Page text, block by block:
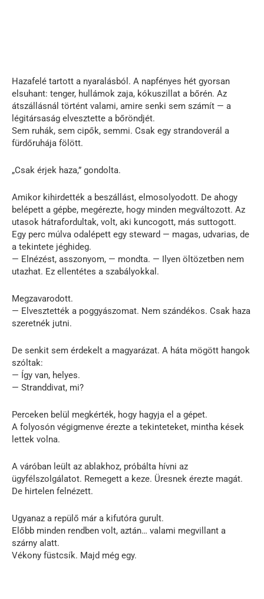
Hazafelé tartott a nyaralásból. A napfényes hét gyorsan
elsuhant: tenger, hullámok zaja, kókuszillat a bőrén. Az
átszállásnál történt valami, amire senki sem számít — a
légitársaság elvesztette a bőröndjét.
Sem ruhák, sem cipők, semmi. Csak egy strandoverál a
fürdőruhája fölött.
„Csak érjek haza,” gondolta.
Amikor kihirdették a beszállást, elmosolyodott. De ahogy
belépett a gépbe, megérezte, hogy minden megváltozott. Az
utasok hátrafordultak, volt, aki kuncogott, más suttogott.
Egy perc múlva odalépett egy steward — magas, udvarias, de
a tekintete jéghideg.
— Elnézést, asszonyom, — mondta. — Ilyen öltözetben nem
utazhat. Ez ellentétes a szabályokkal.
Megzavarodott.
— Elvesztették a poggyászomat. Nem szándékos. Csak haza
szeretnék jutni.
De senkit sem érdekelt a magyarázat. A háta mögött hangok
szóltak:
— Így van, helyes.
— Stranddivat, mi?
Perceken belül megkérték, hogy hagyja el a gépet.
A folyosón végigmenve érezte a tekinteteket, mintha kések
lettek volna.
A váróban leült az ablakhoz, próbálta hívni az
ügyfélszolgálatot. Remegett a keze. Üresnek érezte magát.
De hirtelen felnézett.
Ugyanaz a repülő már a kifutóra gurult.
Előbb minden rendben volt, aztán… valami megvillant a
szárny alatt.
Vékony füstcsík. Majd még egy.